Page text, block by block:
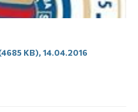
KB), 14.04.2016